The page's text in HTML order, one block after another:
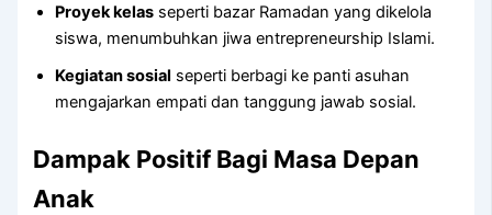
Proyek kelas seperti bazar Ramadan yang dikelola
siswa, menumbuhkan jiwa entrepreneurship Islami.
Kegiatan sosial seperti berbagi ke panti asuhan
mengajarkan empati dan tanggung jawab sosial.
Dampak Positif Bagi Masa Depan
Anak